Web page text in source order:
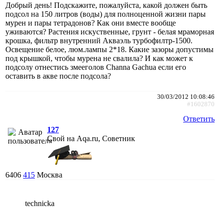
Добрый день! Подскажите, пожалуйста, какой должен быть
подсол на 150 литров (воды) для полноценной жизни пары
мурен и пары тетрадонов? Как они вместе вообще
уживаются? Растения искуственные, грунт - белая мраморная
крошка, фильтр внутренний Акваэль турбофилтр-1500.
Освещение белое, люм.лампы 2*18. Какие зазоры допустимы
под крышкой, чтобы мурена не свалила? И как может к
подсолу отнестись змееголов Channa Gachua если его
оставить в акве после подсола?
30/03/2012 10:08:46
#1602870
Ответить
127
Свой на Aqa.ru, Советник
6406 415 Москва
technicka